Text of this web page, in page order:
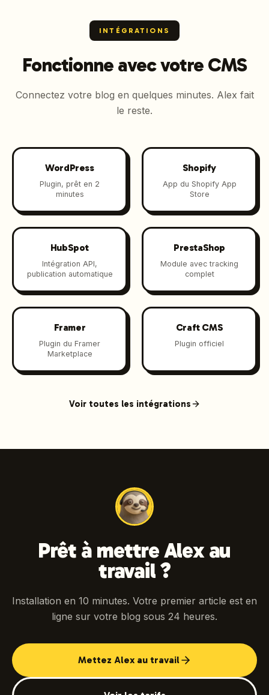
INTÉGRATIONS
Fonctionne avec votre CMS
Connectez votre blog en quelques minutes. Alex fait
le reste.
WordPress
Plugin, prêt en 2
minutes
Shopify
App du Shopify App
Store
HubSpot
Intégration API,
publication automatique
PrestaShop
Module avec tracking
complet
Framer
Plugin du Framer
Marketplace
Craft CMS
Plugin officiel
Voir toutes les intégrations
Prêt à mettre Alex au
travail ?
Installation en 10 minutes. Votre premier article est en
ligne sur votre blog sous 24 heures.
Mettez Alex au travail